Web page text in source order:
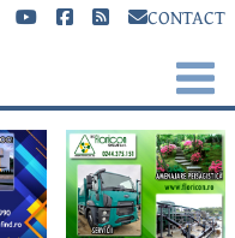
CONTACT